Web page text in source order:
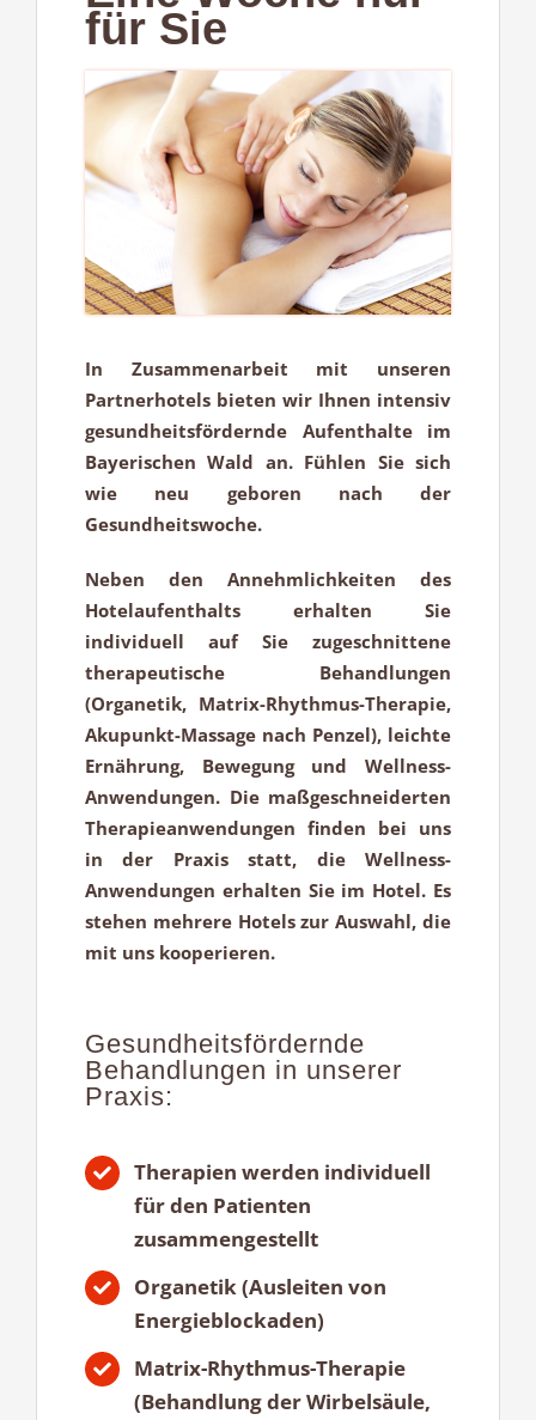
für Sie
In Zusammenarbeit mit unseren
Partnerhotels bieten wir Ihnen intensiv
gesundheitsfördernde Aufenthalte im
Bayerischen Wald an. Fühlen Sie sich
wie neu geboren nach der
Gesundheitswoche.
Neben den Annehmlichkeiten des
Hotelaufenthalts erhalten Sie
individuell auf Sie zugeschnittene
therapeutische Behandlungen
(Organetik, Matrix-Rhythmus-Therapie,
Akupunkt-Massage nach Penzel), leichte
Ernährung, Bewegung und Wellness-
Anwendungen. Die maßgeschneiderten
Therapieanwendungen finden bei uns
in der Praxis statt, die Wellness-
Anwendungen erhalten Sie im Hotel. Es
stehen mehrere Hotels zur Auswahl, die
mit uns kooperieren.
Gesundheitsfördernde
Behandlungen in unserer
Praxis:
Therapien werden individuell
für den Patienten
zusammengestellt
Organetik (Ausleiten von
Energieblockaden)
Matrix-Rhythmus-Therapie
(Behandlung der Wirbelsäule,